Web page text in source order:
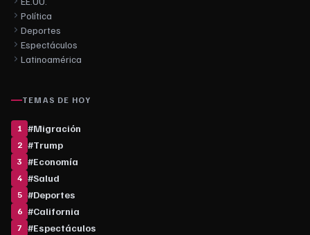
Política
Deportes
Espectáculos
Latinoamérica
TEMAS DE HOY
1 #Migración
2 #Trump
3 #Economía
4 #Salud
5 #Deportes
6 #California
7 #Espectáculos